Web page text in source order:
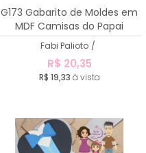
G173 Gabarito de Moldes em
MDF Camisas do Papai
Fabi Palioto /
R$ 20,35
R$ 19,33 à vista